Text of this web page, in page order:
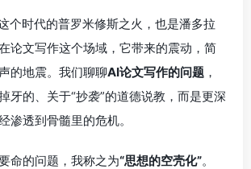
个时代的普罗米修斯之火，也是潘多拉
论文写作这个场域，它带来的震动，简
的地震。我们聊聊AI论文写作的问题 ，
牙的、关于“抄袭”的道德说教，而是更深
渗透到骨髓里的危机。
命的问题，我称之为“思想的空壳化”。